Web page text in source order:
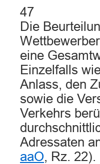
47
Die
eine
Einzelfalls
Anlass, den
sowie die
Verkehrs
Adressaten
aaO, Rz. 22).